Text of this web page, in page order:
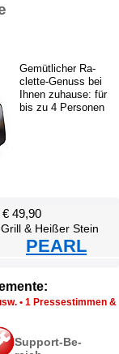
Ge­müt­li­cher Ra­
clette-Ge­nuss bei
Ih­nen zu­hau­se: für
bis zu 4 Per­so­nen
49,90
& Hei­ßer Stein
PEARL
• 1 Pres­se­stim­men &
Sup­port-Be­